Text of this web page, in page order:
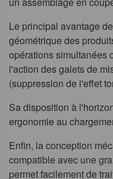
Le principal avantage
géométrique des
opérations simultanées
l'action des galets de
(suppression de l'effet
Sa disposition à
ergonomie au
Enfin, la conception
compatible avec une
permet facilement de